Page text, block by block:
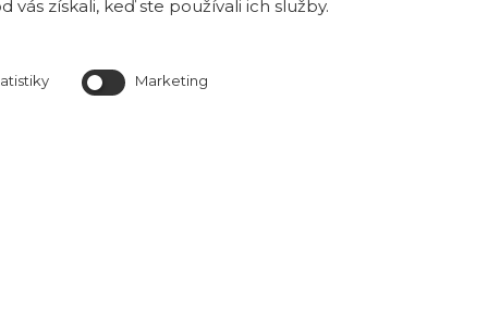
Predajňa je otvorená Po-Pia od 8:00 do 16:00
získali, keď ste používali ich služby.
Marketing